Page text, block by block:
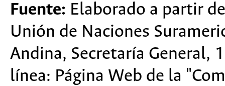
Fuente: Elaborado a partir
Unión de Naciones
Andina, Secretaría General,
línea: Página Web de la